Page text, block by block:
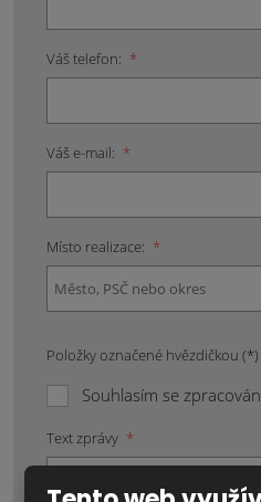
Váš telefon: *
Váš e-mail: *
Místo realizace: *
Položky označené hvězdičkou
Souhlasím se
Text zprávy *